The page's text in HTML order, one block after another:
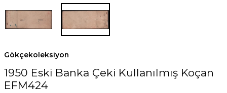
Gökçekoleksiyon
1950 Eski Banka Çeki Kullanılmış Koçan
EFM424